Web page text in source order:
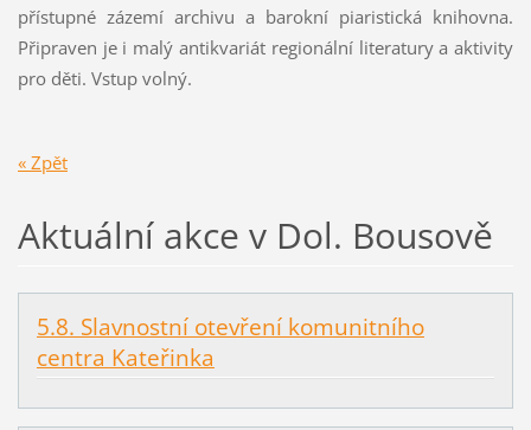
přístupné zázemí archivu a barokní piaristická knihovna.
Připraven je i malý antikvariát regionální literatury a aktivity
pro děti. Vstup volný.
« Zpět
Aktuální akce v Dol. Bousově
5.8. Slavnostní otevření komunitního
centra Kateřinka